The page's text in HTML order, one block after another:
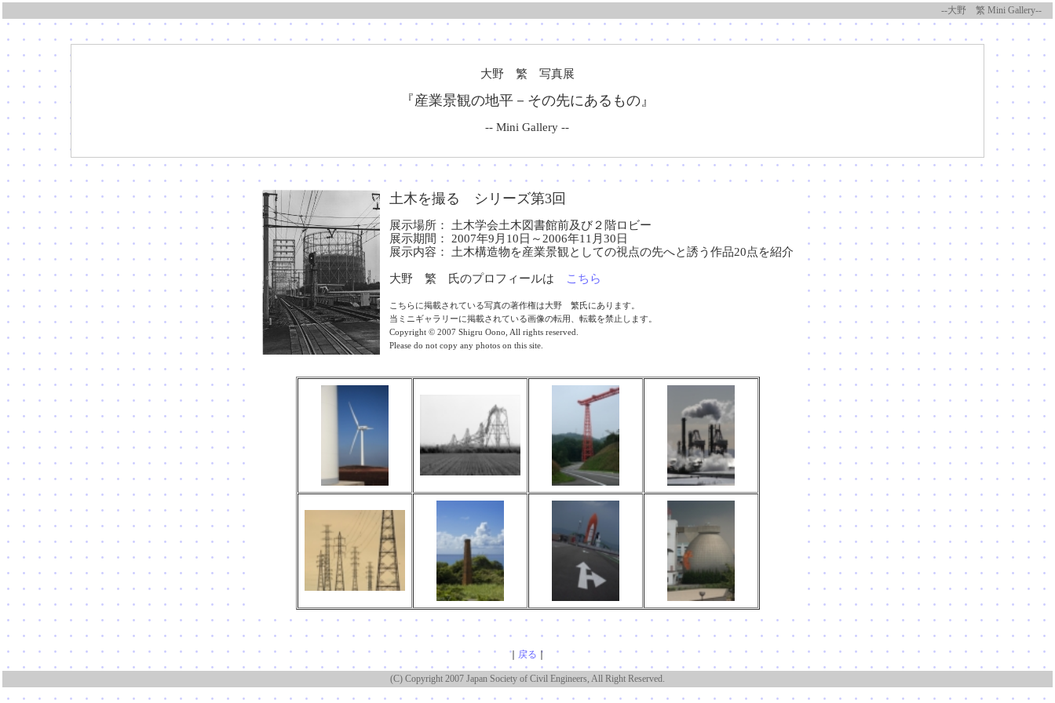
--大野 繁 Mini Gallery--
大野 繁 写真展
『産業景観の地平－その先にあるもの』
-- Mini Gallery --
土木を撮る シリーズ第3回
展示場所： 土木学会土木図書館前及び２階ロビー
展示期間： 2007年9月10日～2006年11月30日
展示内容： 土木構造物を産業景観としての視点の先へと誘う作品20点を紹介
大野 繁 氏のプロフィールは こちら
こちらに掲載されている写真の著作権は大野 繁氏にあります。
当ミニギャラリーに掲載されている画像の転用、転載を禁止します。
Copyright © 2007 Shigru Oono, All rights reserved.
Please do not copy any photos on this site.
｜ 戻る ｜
(C) Copyright 2007 Japan Society of Civil Engineers, All Right Reserved.